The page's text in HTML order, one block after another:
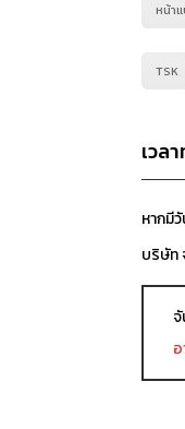
หน้า
TSK
เวล
หากมี
บริษัท